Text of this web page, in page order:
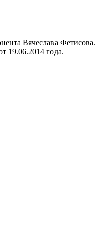
Вячеслава Фетисова.
19.06.2014 года.